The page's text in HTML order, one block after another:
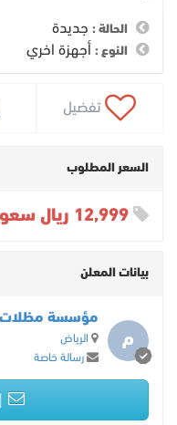
الحالة : جديدة
النوع : أجهزة اخري
تفضيل
السعر المطلوب
بيانات المعلن
م
مؤسسة مظلات
الرياض
رسالة خاصة